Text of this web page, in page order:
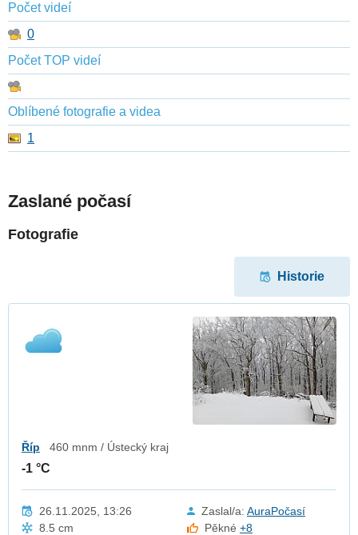
Počet videí
0
Počet TOP videí
Oblíbené fotografie a videa
1
Zaslané počasí
Fotografie
Historie
Říp 460 mnm / Ústecký kraj
-1 °C
26.11.2025, 13:26 Zaslal/a: AuraPočasí
8.5 cm
Pěkné+8